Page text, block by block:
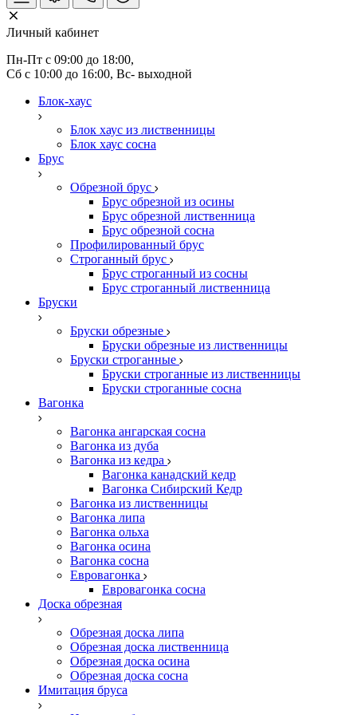
Личный кабинет
Пн-Пт с 09:00 до 18:00,
Сб с 10:00 до 16:00, Вс- выходной
Блок-хаус
Блок хаус из лиственницы
Блок хаус сосна
Брус
Обрезной брус
Брус обрезной из осины
Брус обрезной лиственница
Брус обрезной сосна
Профилированный брус
Строганный брус
Брус строганный из сосны
Брус строганный лиственница
Бруски
Бруски обрезные
Бруски обрезные из лиственницы
Бруски строганные
Бруски строганные из лиственницы
Бруски строганные сосна
Вагонка
Вагонка ангарская сосна
Вагонка из дуба
Вагонка из кедра
Вагонка канадский кедр
Вагонка Сибирский Кедр
Вагонка из лиственницы
Вагонка липа
Вагонка ольха
Вагонка осина
Вагонка сосна
Евровагонка
Евровагонка сосна
Доска обрезная
Обрезная доска липа
Обрезная доска лиственница
Обрезная доска осина
Обрезная доска сосна
Имитация бруса